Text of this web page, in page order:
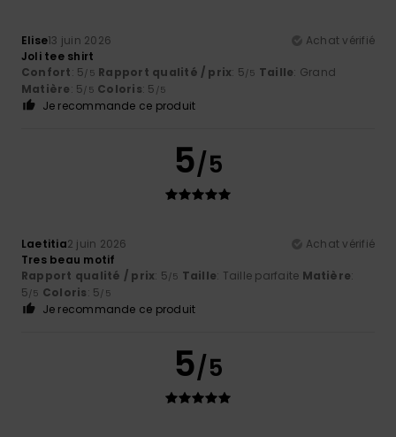
Elise13 juin 2026
Achat vérifié
Joli tee shirt
Confort: 5/5 Rapport qualité / prix: 5/5 Taille: Grand
Matière: 5/5 Coloris: 5 /5
Je recommande ce produit
5/5
Laetitia2 juin 2026
Achat vérifié
Tres beau motif
Rapport qualité / prix: 5/5 Taille: Taille parfaite Matière:
5/5 Coloris: 5/5
Je recommande ce produit
5/5